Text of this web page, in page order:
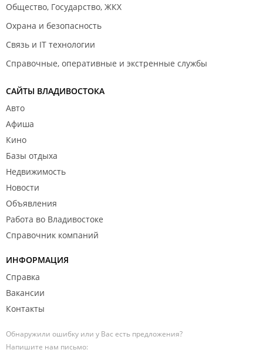
Общество, Государство, ЖКХ
Охрана и безопасность
Связь и IT технологии
Справочные, оперативные и экстренные службы
САЙТЫ ВЛАДИВОСТОКА
Авто
Афиша
Кино
Базы отдыха
Недвижимость
Новости
Объявления
Работа во Владивостоке
Справочник компаний
ИНФОРМАЦИЯ
Справка
Вакансии
Контакты
Обнаружили ошибку или у Вас есть предложения?
Напишите нам письмо: